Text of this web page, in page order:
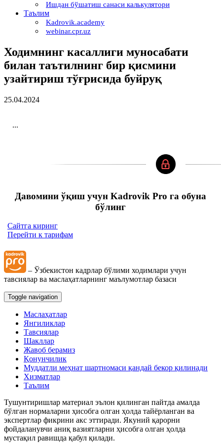
Ишдан бўшатиш санаси калькулятори
Таълим
Kadrovik.academy
webinar.cpr.uz
Ходимнинг касаллиги муносабати
билан таътилнинг бир қисмини
узайтириш тўғрисида буйруқ
25.04.2024
...
Давомини ўқиш учун Kadrovik Pro га обуна
бўлинг
Сайтга киринг
Перейти к тарифам
– Ўзбекистон кадрлар бўлими ходимлари учун
тавсиялар ва маслаҳатларнинг маълумотлар базаси
Toggle navigation
Маслаҳатлар
Янгиликлар
Тавсиялар
Шакллар
Жавоб берамиз
Қонунчилик
Муддатли меҳнат шартномаси қандай бекор қилинади
Хизматлар
Таълим
Тушунтиришлар материал эълон қилинган пайтда амалда
бўлган нормаларни ҳисобга олган ҳолда тайёрланган ва
экспертлар фикрини акс эттиради. Якуний қарорни
фойдаланувчи аниқ вазиятларни ҳисобга олган ҳолда
мустақил равишда қабул қилади.